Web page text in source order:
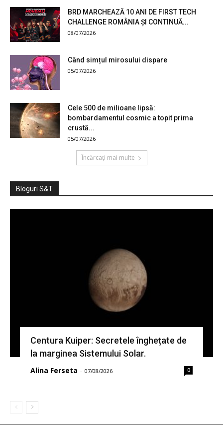
BRD MARCHEAZĂ 10 ANI DE FIRST TECH
CHALLENGE ROMÂNIA ȘI CONTINUĂ...
08/07/2026
Când simțul mirosului dispare
05/07/2026
Cele 500 de milioane lipsă:
bombardamentul cosmic a topit prima
crustă...
05/07/2026
Încărcați mai multe
Bloguri S&T
Centura Kuiper: Secretele înghețate de
la marginea Sistemului Solar.
Alina Ferseta - 07/08/2026 0